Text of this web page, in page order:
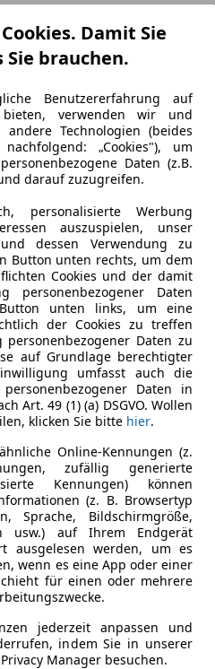
590
04/2016 190 000 km
Damit Sie
brauchen.
Benutzererfahrung auf
verwenden wir und
Technologien (beides
„Cookies"), um
Daten (z.B.
darauf zuzugreifen.
personalisierte Werbung
auszuspielen, unser
dessen Verwendung zu
Button unten rechts, um dem
Cookies und der damit
personenbezogener Daten
unten links, um eine
der Cookies zu treffen
Daten zu
auf Grundlage berechtigter
umfasst auch die
Daten in
Art. 49 (1) (a) DSGVO. Wollen
klicken Sie bitte hier.
Online-Kennungen (z.
zufällig generierte
Kennungen) können
(z. B. Browsertyp
Sprache, Bildschirmgröße,
usw.) auf Ihrem Endgerät
ausgelesen werden, um es
wenn es eine App oder einer
für einen oder mehrere
jederzeit anpassen und
indem Sie in unserer
Manager besuchen.